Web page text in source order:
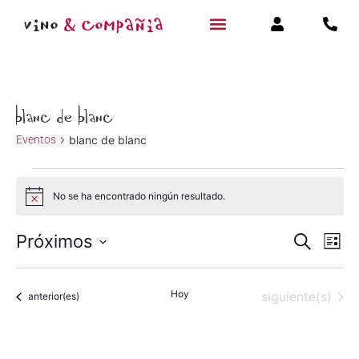
blanc de blanc
Eventos blanc de blanc
Aviso No se ha encontrado ningún resultado.
de
Buscar
de
Lista
Próximos
la
Eventos
anterior(es) Hoy Eventos
siguiente(s)